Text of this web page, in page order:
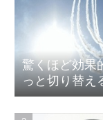
驚くほど効果
っと切り替え